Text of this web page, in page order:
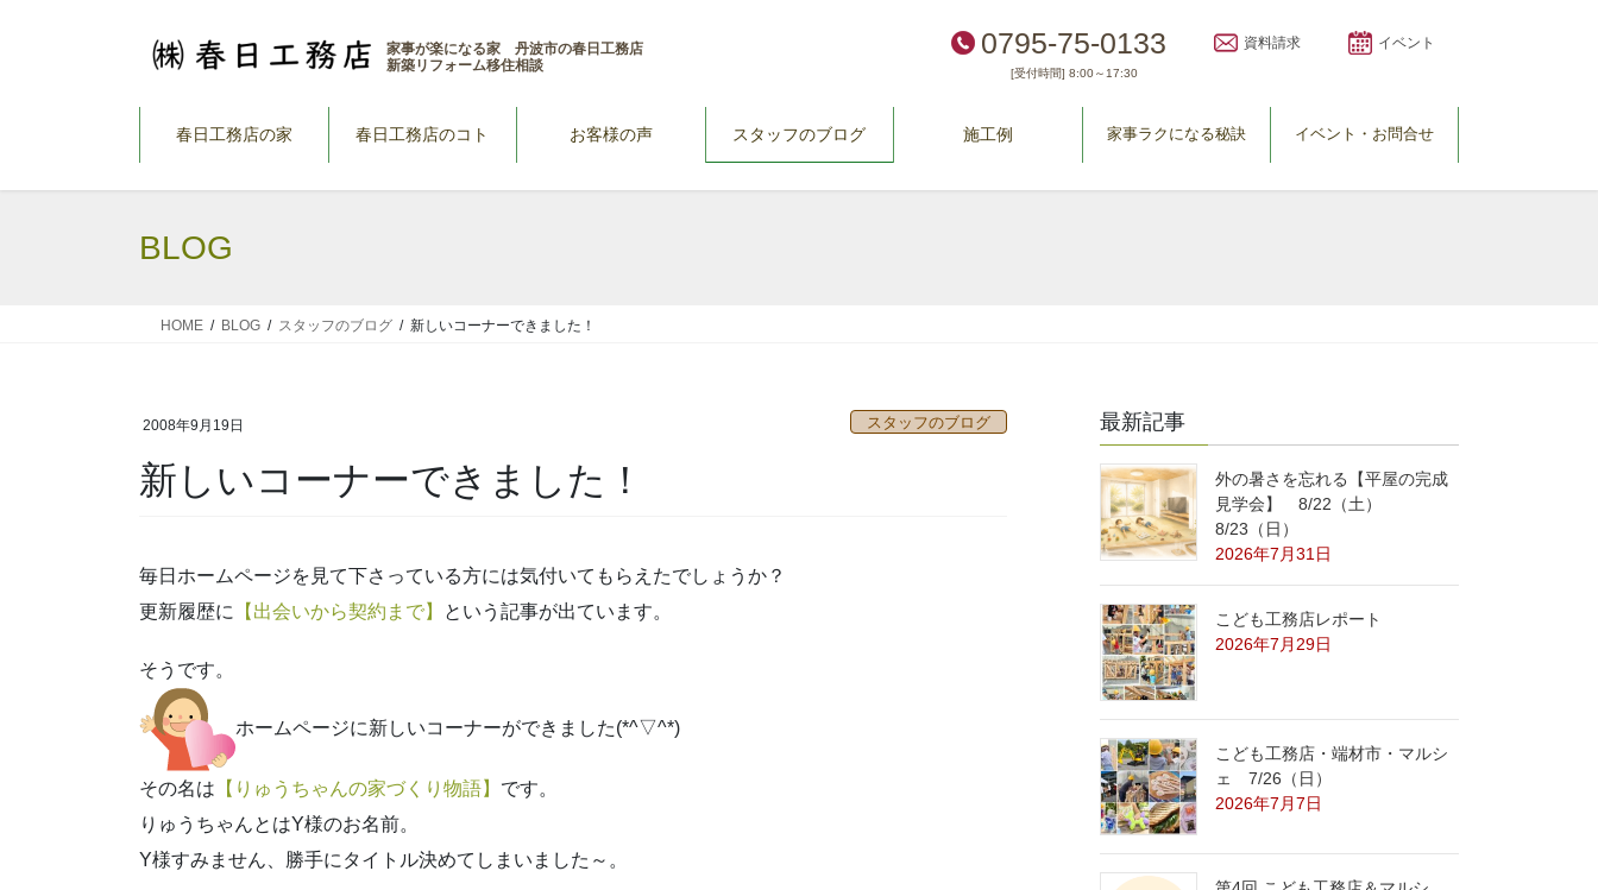
家事が楽になる家 丹波市の春日工務店
新築リフォーム移住相談
0795-75-0133
[受付時間] 8:00～17:30
資料請求 イベント
春日工務店の家 春日工務店のコト お客様の声 スタッフのブログ 施工例 家事ラクになる秘訣 イベント・お問合せ
BLOG
HOME BLOG スタッフのブログ 新しいコーナーできました！
2008年9月19日 スタッフのブログ
新しいコーナーできました！
毎日ホームページを見て下さっている方には気付いてもらえたでしょうか？
更新履歴に
【出会いから契約まで】 という記事が出ています。
そうです。
ホームページに新しいコーナーができました(*^▽^*)
その名は 【りゅうちゃんの家づくり物語】 です。
りゅうちゃんとはY様のお名前。
Y様すみません、勝手にタイトル決めてしまいました～。
最新記事
外の暑さを忘れる【平屋の完成
見学会】 8/22（土）
8/23（日）
2026年7月31日
こども工務店レポート
2026年7月29日
こども工務店・端材市・マルシ
ェ 7/26（日）
2026年7月7日